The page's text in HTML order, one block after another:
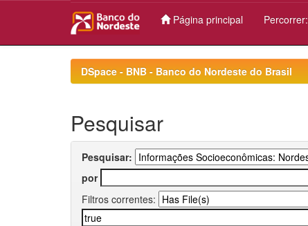
Página principal Percorrer:
DSpace - BNB - Banco do Nordeste do Brasil
Pesquisar
Pesquisar:
por
Filtros correntes: